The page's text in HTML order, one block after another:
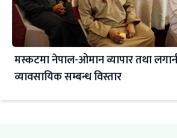
मस्कटमा नेपाल-ओमान व्यापार तथा लगानी
व्यावसायिक सम्बन्ध विस्तार